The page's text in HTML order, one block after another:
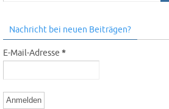
Nachricht bei neuen Beiträgen?
E-Mail-Adresse *